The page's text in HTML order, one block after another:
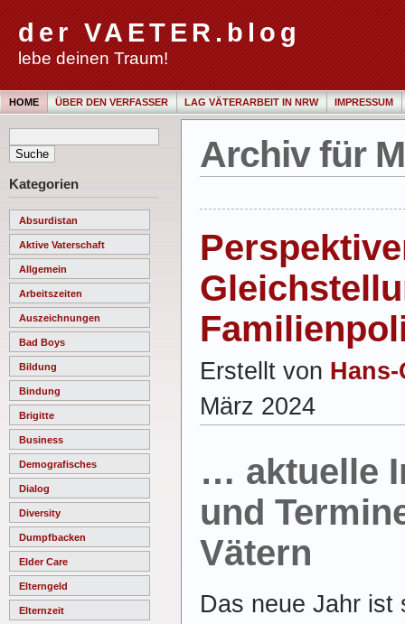
der VAETER.blog
lebe deinen Traum!
HOME ÜBER DEN VERFASSER LAG VÄTERARBEIT IN NRW IMPRESSUM
Kategorien
Absurdistan
Aktive Vaterschaft
Allgemein
Arbeitszeiten
Auszeichnungen
Bad Boys
Bildung
Bindung
Brigitte
Business
Demografisches
Dialog
Diversity
Dumpfbacken
Elder Care
Elterngeld
Elternzeit
Archiv für
Erstellt von
März 2024
… aktuelle
und
Vätern
Das neue Jahr ist